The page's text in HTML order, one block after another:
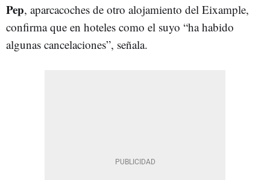
Pep, aparcacoches de otro alojamiento del Eixample,
confirma que en hoteles como el suyo “ha habido
algunas cancelaciones”, señala.